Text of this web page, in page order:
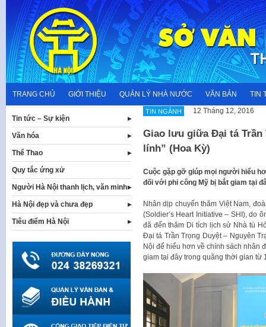
content
TRANG CHỦ GIỚI THIỆU QUẢN LÝ NHÀ NƯỚC VĂN BẢN TIN
TIN NGÀNH 12 Tháng 12, 2016
Giao lưu giữa Đại tá
lính” (Hoa Kỳ)
Cuộc gặp gỡ giúp mọi người hiểu
đối với phi công Mỹ bị bắt giam tại
Nhân dịp chuyến thăm Việt Nam,
(Soldier’s Heart Initiative – SHI), do
đã đến thăm Di tích lịch sử Nhà tù
Đại tá Trần Trọng Duyệt – Nguyên
Nội để hiểu hơn về chính sách nhân
giam tại đây trong quãng thời gian từ
Tin tức – Sự kiện
Văn hóa
Thể Thao
Quy tắc ứng xử
Người Hà Nội thanh lịch, văn minh
Hà Nội đẹp và chưa đẹp
Tiêu điểm Hà Nội